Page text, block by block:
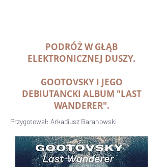
PODRÓŻ W GŁĄB
ELEKTRONICZNEJ DUSZY.
GOOTOVSKY I JEGO
DEBIUTANCKI ALBUM "LAST
WANDERER".
Przygotował: Arkadiusz Baranowski